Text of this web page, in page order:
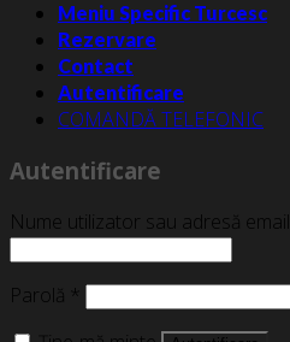
Meniu Specific Turcesc
Rezervare
Contact
Autentificare
COMANDĂ TELEFONIC
Autentificare
Nume utilizator sau adresă email
Parolă *